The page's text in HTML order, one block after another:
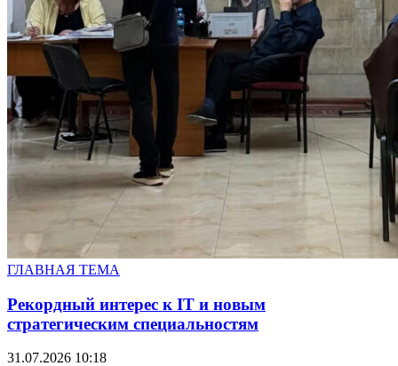
ГЛАВНАЯ ТЕМА
Рекордный интерес к IT и новым
стратегическим специальностям
31.07.2026 10:18